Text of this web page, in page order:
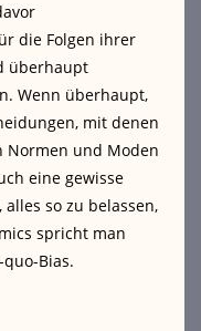
die Folgen ihrer
überhaupt
Wenn überhaupt,
mit denen
Normen und Moden
eine gewisse
so zu belassen,
spricht man
Bias.